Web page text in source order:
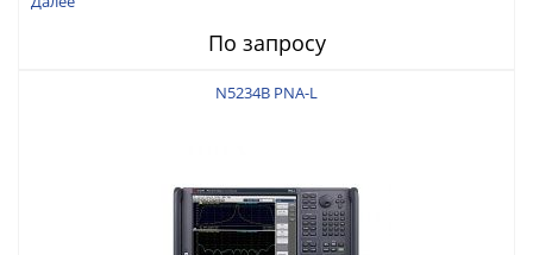
По запросу
N5234B PNA-L